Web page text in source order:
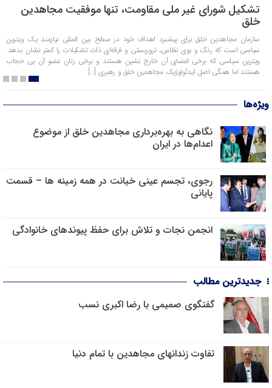
تشکیل شورای غیر ملی مقاومت، تنها موفقیت مجاهدین
خلق
سازمان مجاهدین خلق برای پیشبرد اهداف خود در سطح بین المللی نیازمند یک ویترین
سیاسی است که رنگ و بوی نظامی، تروریستی و فرقه‌ای ذات تشکیلات را کمتر نشان بدهد.
ویترین سیاسی که برخی اعضای آن خارج نشین هستند و برخی زنان عضو آن بی حجاب
هستند اما همگی اصل ایدئولوژیک مجاهدین خلق و رهبری […]
ویژه‌ها
نگاهی به بهره‌برداری مجاهدین خلق از موضوع
اعدام‌ها در ایران
رجوی، تجسم عینی خیانت در همه زمینه ها – قسمت
پایانی
انجمن نجات و تلاش برای حفظ پیوندهای خانوادگی
جدیدترین مطالب
گفتگوی صمیمی با رضا اکبری نسب
تفاوت زندانهای مجاهدین با تمام دنیا